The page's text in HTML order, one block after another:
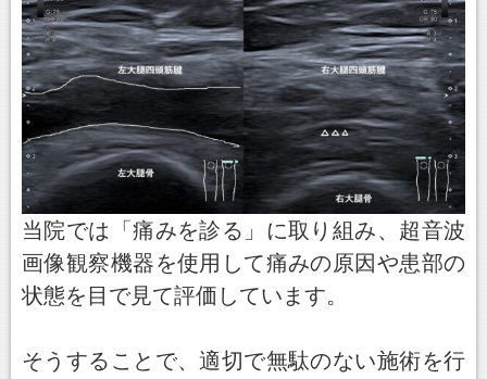
当院では「痛みを診る」に取り組み、超音波
画像観察機器を使用して痛みの原因や患部の
状態を目で見て評価しています。
そうすることで、適切で無駄のない施術を行